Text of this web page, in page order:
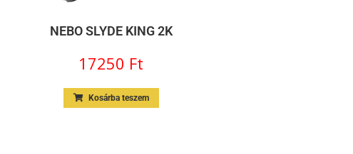
NEBO SLYDE KING 2K
17250 Ft
Kosárba teszem